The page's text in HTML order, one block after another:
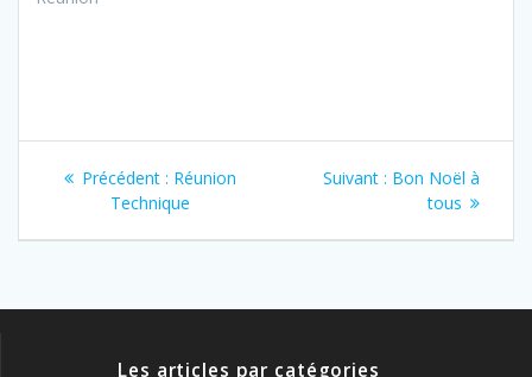
Navigation
Précédent : Article
précédent
Réunion
Technique
Suivant : Article
suivant
Bon Noël à
tous
Les articles par catégories